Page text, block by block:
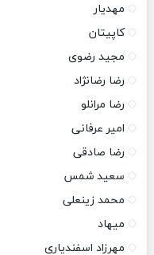
مهدیار
کاپیتان
مجید رضوی
رضا رضانژاد
رضا مرانلو
امیر عرفانی
رضا صادقی
سعید شمس
محمد زینعلی
میهاد
مهرزاد اسفندیاری